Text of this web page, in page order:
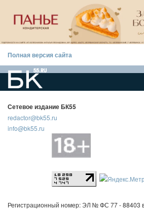
Полная версия сайта
Сетевое издание БК55
redactor@bk55.ru
info@bk55.ru
Регистрационный номер: ЭЛ № ФС 77 - 88403